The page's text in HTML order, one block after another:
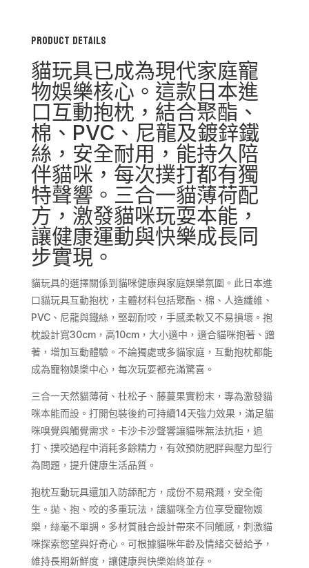
抱
枕
｜
多
材
質
刺
激
健
康
寵
物
娛
樂
數
量
Product Details
貓玩具已成為現代家庭寵
物娛樂核心。這款日本進
口互動抱枕，結合聚酯、
棉、PVC、尼龍及鍍鋅鐵
絲，安全耐用，能持久陪
伴貓咪，每次撲打都有獨
特聲響。三合一貓薄荷配
方，激發貓咪玩耍本能，
讓健康運動與快樂成長同
步實現。
貓玩具的選擇關係到貓咪健康與家庭娛樂氛圍。此日本進
口貓玩具互動抱枕，主體材料包括聚酯、棉、人造纖維、
PVC、尼龍與鐵絲，堅韌耐咬，手感柔軟又不易損壞。抱
枕設計寬30cm，高10cm，大小適中，適合貓咪抱著、蹭
著，增加互動體驗。不論獨處或多貓家庭，互動抱枕都能
成為寵物娛樂中心，每次玩耍都充滿驚喜。
三合一天然貓薄荷、杜松子、藤蔓果實粉末，專為激發貓
咪本能而設。打開包裝後約可持續14天強力效果，滿足貓
咪嗅覺與觸覺需求。卡沙卡沙聲響讓貓咪無法抗拒，追
打、撲咬過程中消耗多餘精力，有效預防肥胖與壓力型行
為問題，提升健康生活品質。
抱枕互動玩具還加入防舔配方，成份不易飛濺，安全衛
生。拋、抱、咬的多重玩法，讓貓咪全方位享受寵物娛
樂，絲毫不單調。多材質融合設計帶來不同觸感，刺激貓
咪探索慾望與好奇心。可根據貓咪年齡及情緒交替給予，
維持長期新鮮度，讓健康與快樂始終並存。